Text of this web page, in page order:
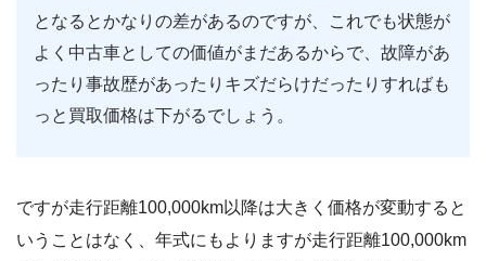
となるとかなりの差があるのですが、これでも状態が
よく中古車としての価値がまだあるからで、故障があ
ったり事故歴があったりキズだらけだったりすればも
っと買取価格は下がるでしょう。
ですが走行距離100,000km以降は大きく価格が変動すると
いうことはなく、年式にもよりますが走行距離100,000km